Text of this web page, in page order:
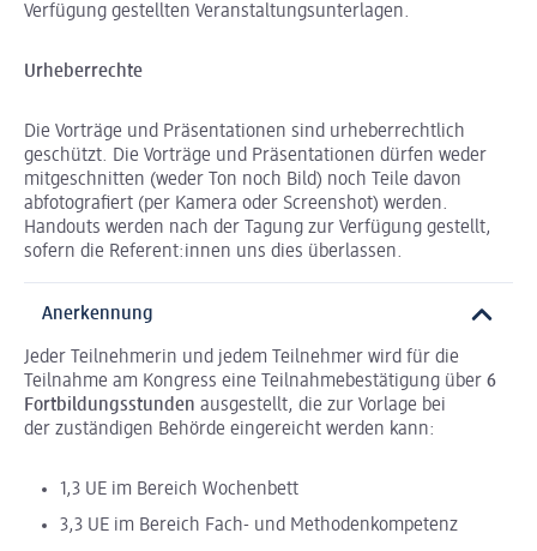
Verfügung gestellten Veranstaltungsunterlagen.
Urheberrechte
Die Vorträge und Präsentationen sind urheberrechtlich
geschützt. Die Vorträge und Präsentationen dürfen weder
mitgeschnitten (weder Ton noch Bild) noch Teile davon
abfotografiert (per Kamera oder Screenshot) werden.
Handouts werden nach der Tagung zur Verfügung gestellt,
sofern die Referent:innen uns dies überlassen.
Anerkennung
Jeder Teilnehmerin und jedem Teilnehmer wird für die
Teilnahme am Kongress eine Teilnahmebestätigung über 6
Fortbildungsstunden ausgestellt, die zur Vorlage bei
der zuständigen Behörde eingereicht werden kann:
1,3 UE im Bereich Wochenbett
3,3 UE im Bereich Fach- und Methodenkompetenz